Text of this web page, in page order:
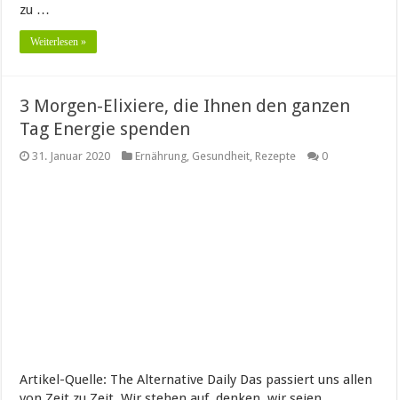
zu …
Weiterlesen »
3 Morgen-Elixiere, die Ihnen den ganzen
Tag Energie spenden
31. Januar 2020 Ernährung Gesundheit Rezepte 0
Artikel-Quelle: The Alternative Daily Das passiert uns allen